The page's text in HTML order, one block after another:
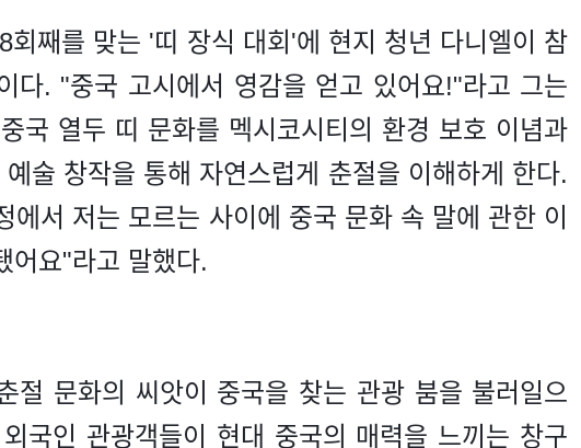
회째를 맞는 '띠 장식 대회'에 현지 청년 다니엘이 참
다. "중국 고시에서 영감을 얻고 있어요!"라고 그는
국 열두 띠 문화를 멕시코시티의 환경 보호 이념과
술 창작을 통해 자연스럽게 춘절을 이해하게 한다.
에서 저는 모르는 사이에 중국 문화 속 말에 관한 이
어요"라고 말했다.
절 문화의 씨앗이 중국을 찾는 관광 붐을 불러일으
국인 관광객들이 현대 중국의 매력을 느끼는 창구